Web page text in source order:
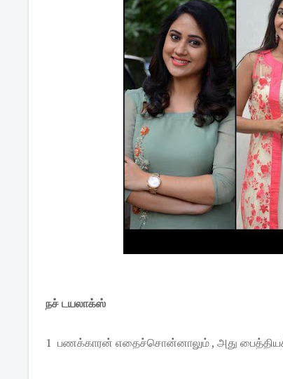
நச் டயலாக்ஸ்
1 பணக்காரன் எதைச்சொன்னாலும் , அது